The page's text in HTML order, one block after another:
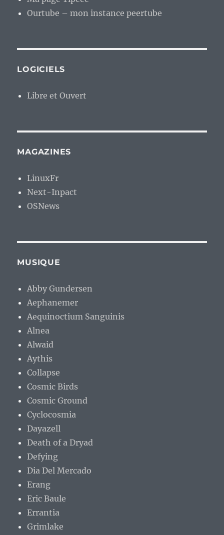
Ourtube – mon instance peertube
LOGICIELS
Libre et Ouvert
MAGAZINES
LinuxFr
Next-Inpact
OSNews
MUSIQUE
Abby Gundersen
Aephanemer
Aequinoctium Sanguinis
Alnea
Alwaid
Aythis
Collapse
Cosmic Birds
Cosmic Ground
Cyclocosmia
Dayazell
Death of a Dryad
Defying
Dia Del Mercado
Erang
Eric Baule
Errantia
Grimlake